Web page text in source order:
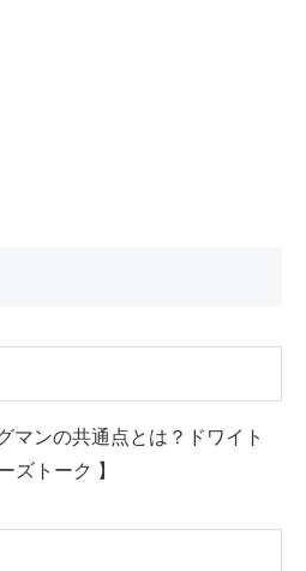
マンの共通点とは？ドワイト
ズトーク 】